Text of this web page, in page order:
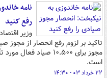
نامه
رفع کنید
وزیر
تاکید بر لزوم رفع انحصار از مجوز
مجوز برای ۱۰.۵۰۰
است.
۲۲ خرداد ۰۳ - ۱۴:۳۰